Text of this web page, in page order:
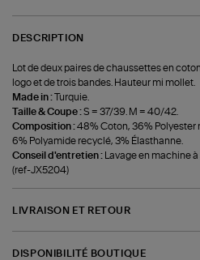
DESCRIPTION
Lot de deux paires de chaussettes en
logo et de trois bandes. Hauteur mi mollet.
Made in :Turquie.
Taille & Coupe :S = 37/39. M = 40/42.
Composition :48% Coton, 36% Polyester
6% Polyamide recyclé, 3% Élasthanne.
Conseil d'entretien :
Lavage en machine à
(ref-JX5204)
LIVRAISON ET RETOUR
DISPONIBILITÉ BOUTIQUE